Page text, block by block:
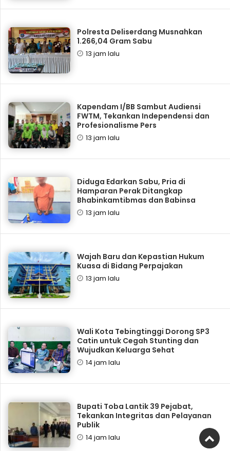
Polresta Deliserdang Musnahkan
1.266,04 Gram Sabu
13 jam lalu
Kapendam I/BB Sambut Audiensi
FWTM, Tekankan Independensi dan
Profesionalisme Pers
13 jam lalu
Diduga Edarkan Sabu, Pria di
Hamparan Perak Ditangkap
Bhabinkamtibmas dan Babinsa
13 jam lalu
Wajah Baru dan Kepastian Hukum
Kuasa di Bidang Perpajakan
13 jam lalu
Wali Kota Tebingtinggi Dorong SP3
Catin untuk Cegah Stunting dan
Wujudkan Keluarga Sehat
14 jam lalu
Bupati Toba Lantik 39 Pejabat,
Tekankan Integritas dan Pelayanan
Publik
14 jam lalu